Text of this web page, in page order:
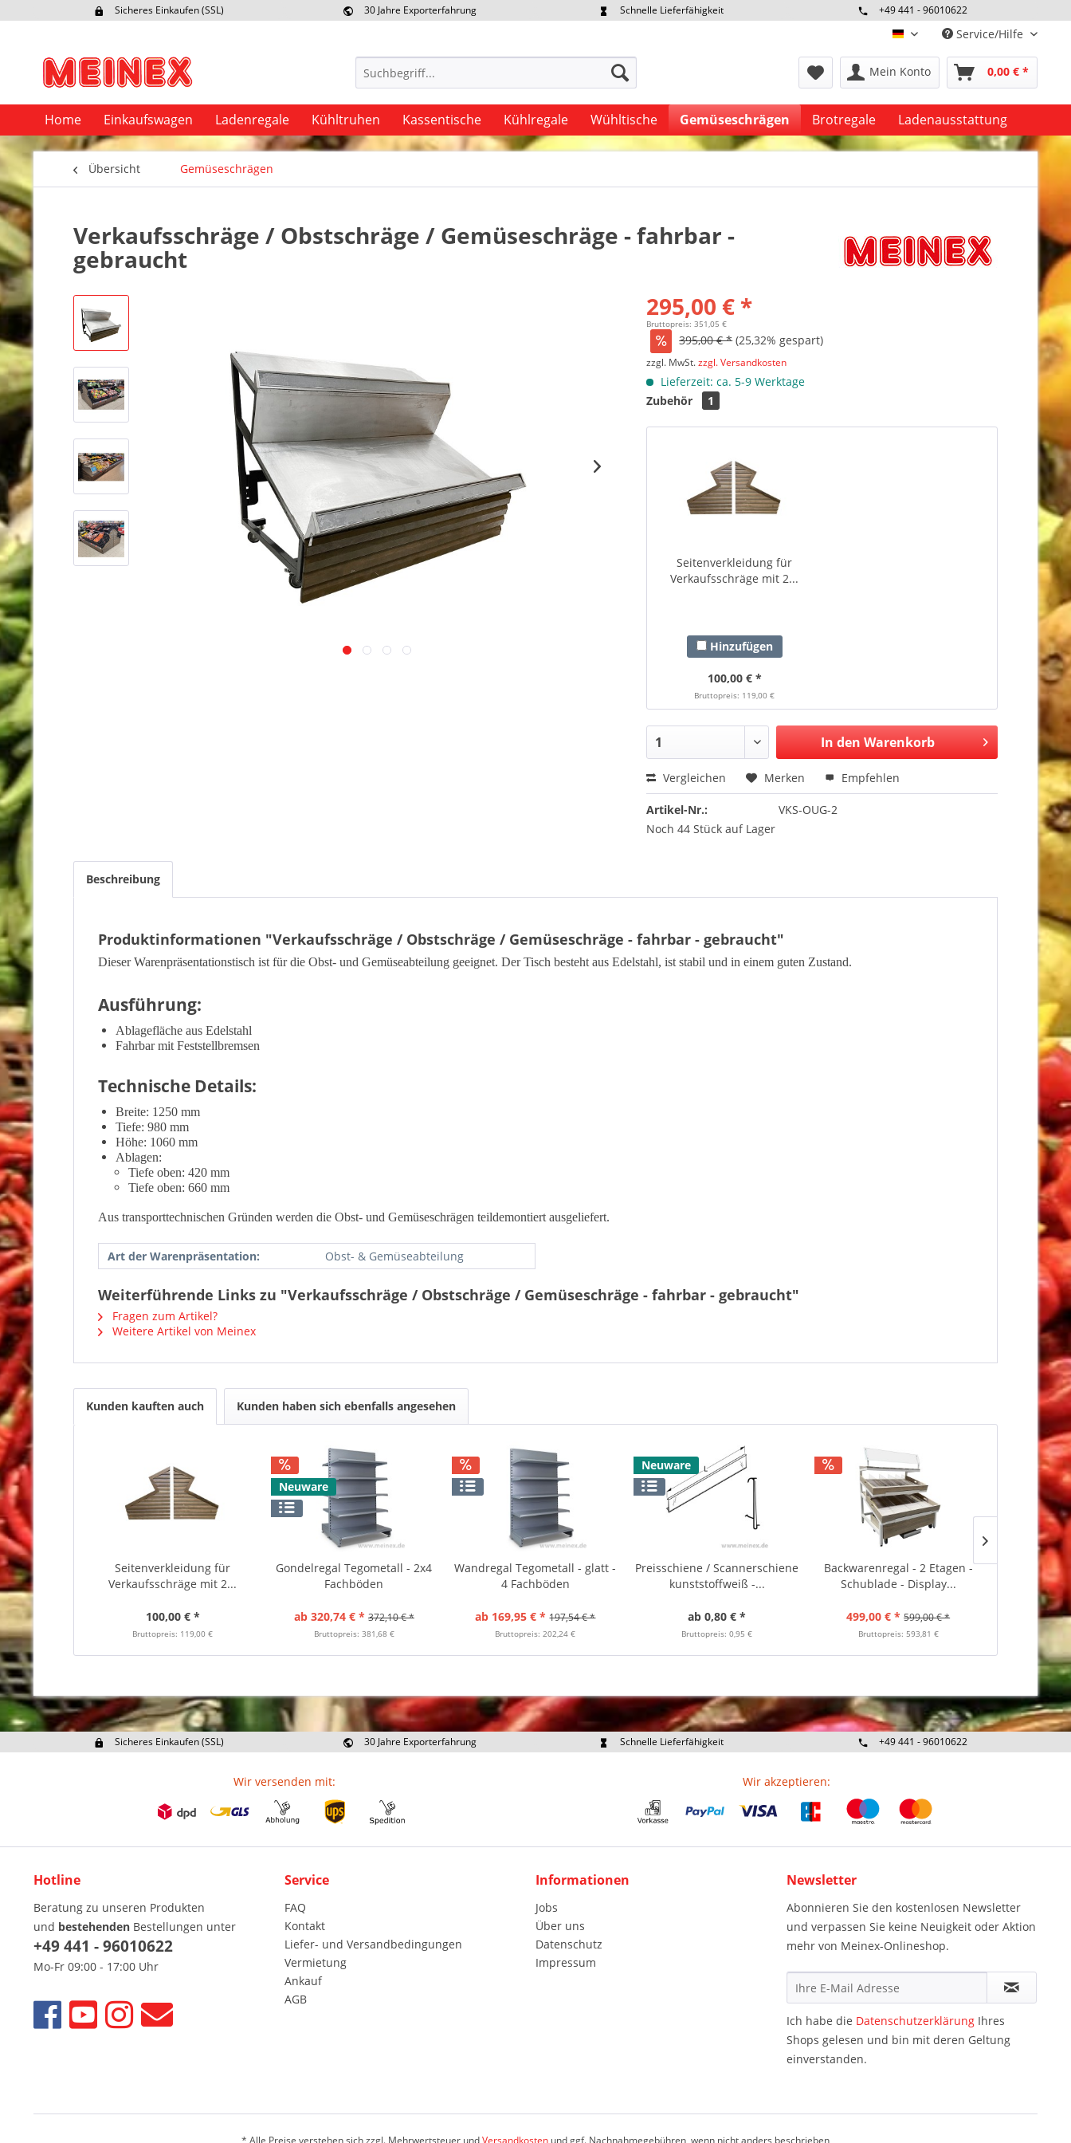
Sicheres Einkaufen (SSL)
30 Jahre Exporterfahrung
Schnelle Lieferfähigkeit
+49 441 - 96010622
deutsch Service/Hilfe
Mein Konto 0,00 € *
Home Einkaufswagen Ladenregale Kühltruhen Kassentische Kühlregale Wühltische Gemüseschrägen Brotregale Ladenausstattung
Übersicht Gemüseschrägen
Verkaufsschräge / Obstschräge / Gemüseschräge - fahrbar -
gebraucht
295,00 € *
Bruttopreis: 351,05 €
395,00 € * (25,32% gespart)
zzgl. MwSt.zzgl. Versandkosten
Lieferzeit: ca. 5-9 Werktage
Zubehör
1
Seitenverkleidung für
Verkaufsschräge mit 2...
Hinzufügen
100,00 € *
Bruttopreis: 119,00 €
In den Warenkorb
Vergleichen Merken Empfehlen
Artikel-Nr.:
VKS-OUG-2
Noch 44 Stück auf Lager
Beschreibung
Produktinformationen "Verkaufsschräge / Obstschräge / Gemüseschräge - fahrbar - gebraucht"
Dieser Warenpräsentationstisch ist für die Obst- und Gemüseabteilung geeignet. Der Tisch besteht aus Edelstahl, ist stabil und in einem guten Zustand.
Ausführung:
Ablagefläche aus Edelstahl
Fahrbar mit Feststellbremsen
Technische Details:
Breite: 1250 mm
Tiefe: 980 mm
Höhe: 1060 mm
Ablagen:
Tiefe oben: 420 mm
Tiefe oben: 660 mm
Aus transporttechnischen Gründen werden die Obst- und Gemüseschrägen teildemontiert ausgeliefert.
Art der Warenpräsentation: Obst- & Gemüseabteilung
Weiterführende Links zu "Verkaufsschräge / Obstschräge / Gemüseschräge - fahrbar - gebraucht"
Fragen zum Artikel?
Weitere Artikel von Meinex
Kunden kauften auch Kunden haben sich ebenfalls angesehen
Seitenverkleidung für
Verkaufsschräge mit 2...
100,00 € *
Bruttopreis: 119,00 €
Neuware
Gondelregal Tegometall - 2x4
Fachböden
ab 320,74 € * 372,10 € *
Bruttopreis: 381,68 €
Wandregal Tegometall - glatt -
4 Fachböden
ab 169,95 € * 197,54 € *
Bruttopreis: 202,24 €
Neuware
Preisschiene / Scannerschiene
kunststoffweiß -...
ab 0,80 € *
Bruttopreis: 0,95 €
Backwarenregal - 2 Etagen -
Schublade - Display...
499,00 € * 599,00 € *
Bruttopreis: 593,81 €
für
Sicheres Einkaufen (SSL)
30 Jahre Exporterfahrung
Schnelle Lieferfähigkeit
+49 441 - 96010622
Wir versenden mit: Wir akzeptieren:
Hotline
Beratung zu unseren Produkten
und bestehenden Bestellungen unter
+49 441 - 96010622
Mo-Fr 09:00 - 17:00 Uhr
Service
FAQ
Kontakt
Liefer- und Versandbedingungen
Vermietung
Ankauf
AGB
Informationen
Jobs
Über uns
Datenschutz
Impressum
Newsletter
Abonnieren Sie den kostenlosen Newsletter
und verpassen Sie keine Neuigkeit oder Aktion
mehr von Meinex-Onlineshop.
Ich habe die Datenschutzerklärung Ihres
Shops gelesen und bin mit deren Geltung
einverstanden.